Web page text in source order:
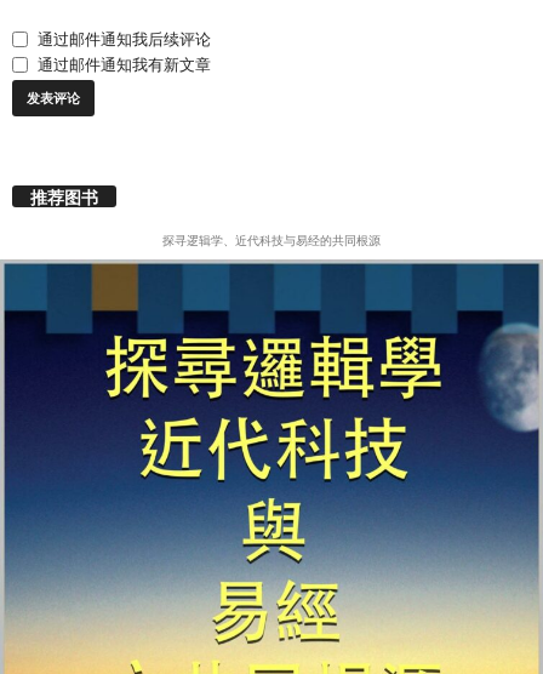
通过邮件通知我后续评论
通过邮件通知我有新文章
推荐图书
探寻逻辑学、近代科技与易经的共同根源